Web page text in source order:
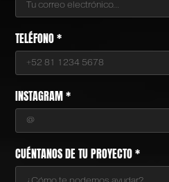
TELÉFONO *
INSTAGRAM *
CUÉNTANOS DE TU PROYECTO *